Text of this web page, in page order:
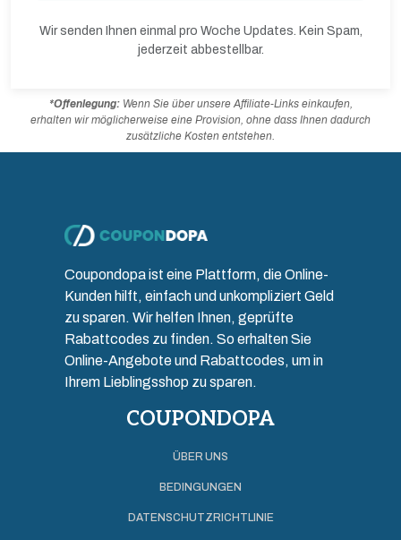
Wir senden Ihnen einmal pro Woche Updates. Kein Spam,
jederzeit abbestellbar.
*Offenlegung:Wenn Sie über unsere Affiliate-Links einkaufen,
erhalten wir möglicherweise eine Provision, ohne dass Ihnen dadurch
zusätzliche Kosten entstehen.
Coupondopa ist eine Plattform, die Online-
Kunden hilft, einfach und unkompliziert Geld
zu sparen. Wir helfen Ihnen, geprüfte
Rabattcodes zu finden. So erhalten Sie
Online-Angebote und Rabattcodes, um in
Ihrem Lieblingsshop zu sparen.
COUPONDOPA
ÜBER UNS
BEDINGUNGEN
DATENSCHUTZRICHTLINIE